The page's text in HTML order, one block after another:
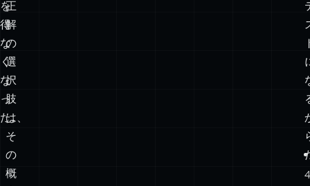
に
な
ら
ざ
る
を
得
な
く
な
で
き
な
い。
不
正
解
の
選
択